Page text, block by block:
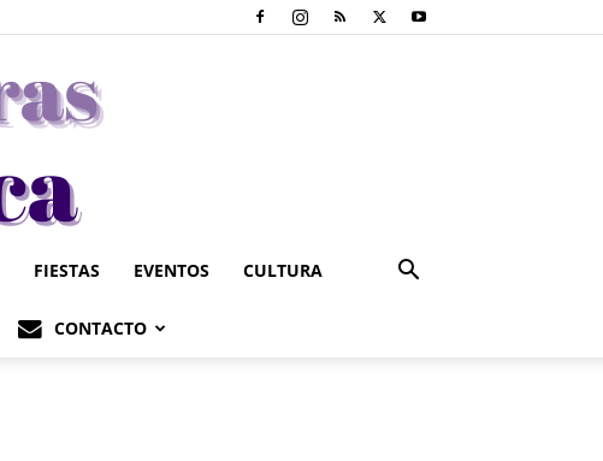
FIESTAS EVENTOS CULTURA
CONTACTO